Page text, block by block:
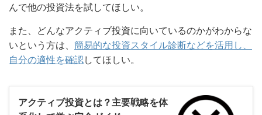
んで他の投資法を試してほしい。
また、どんなアクティブ投資に向いているのかがわからな
いという方は、 簡易的な投資スタイル診断などを活用し、
自分の適性を確認してほしい。
アクティブ投資とは？主要戦略を体